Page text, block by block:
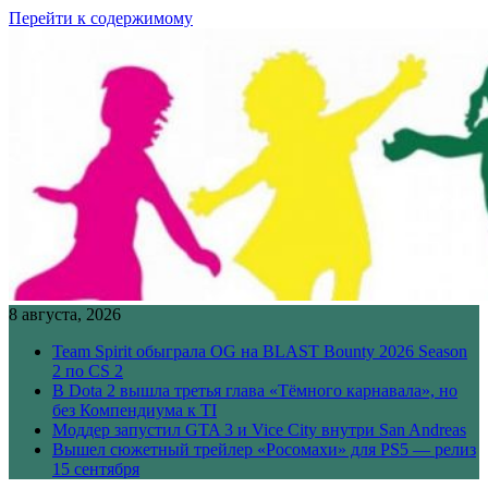
Перейти к содержимому
8 августа, 2026
Team Spirit обыграла OG на BLAST Bounty 2026 Season
2 по CS 2
В Dota 2 вышла третья глава «Тёмного карнавала», но
без Компендиума к TI
Моддер запустил GTA 3 и Vice City внутри San Andreas
Вышел сюжетный трейлер «Росомахи» для PS5 — релиз
15 сентября